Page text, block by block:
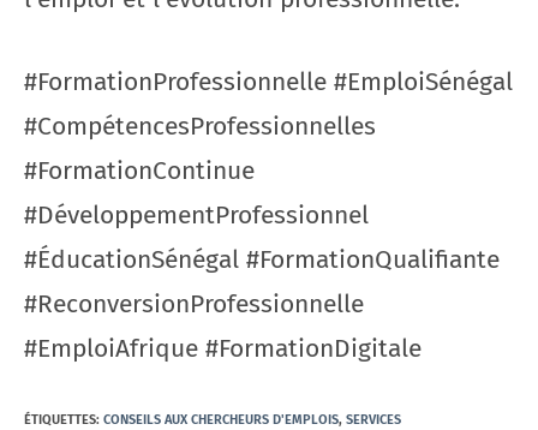
#FormationProfessionnelle #EmploiSénégal
#CompétencesProfessionnelles
#FormationContinue
#DéveloppementProfessionnel
#ÉducationSénégal #FormationQualifiante
#ReconversionProfessionnelle
#EmploiAfrique #FormationDigitale
ÉTIQUETTES: CONSEILS AUX CHERCHEURS D'EMPLOIS, SERVICES